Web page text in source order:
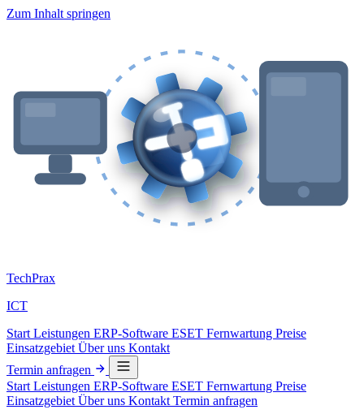
Zum Inhalt springen
TechPrax
ICT
Start Leistungen ERP-Software ESET Fernwartung Preise
Einsatzgebiet Über uns Kontakt
Termin anfragen
Start Leistungen ERP-Software ESET Fernwartung Preise
Einsatzgebiet Über uns Kontakt Termin anfragen